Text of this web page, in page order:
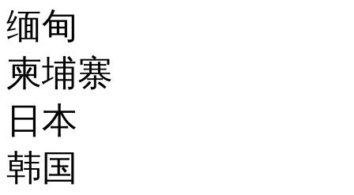
缅甸
柬埔寨
日本
韩国